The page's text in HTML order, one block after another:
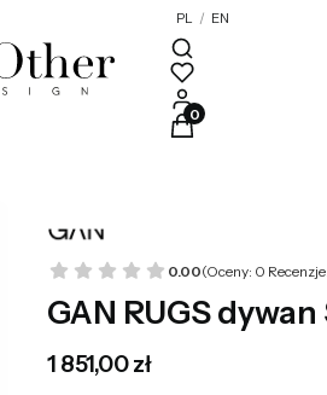
PL / EN
Produkty w
0.00(Oceny: 0
GAN RUGS
Cena
1 851,00 zł